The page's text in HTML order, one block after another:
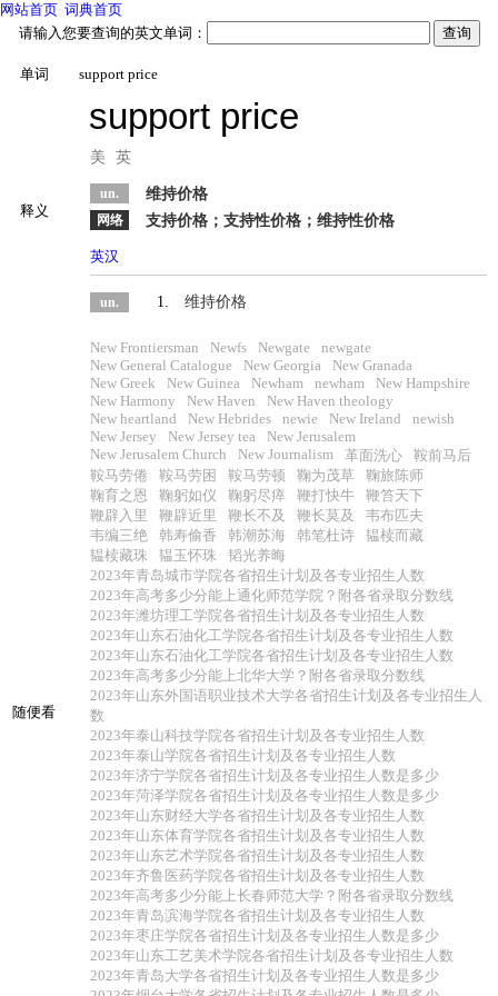
网站首页 词典首页
请输入您要查询的英文单词：
单词 support price
释义
support price
美 英
un. 维持价格
网络 支持价格；支持性价格；维持性价格
英汉
un. 1. 维持价格
随便看
New Frontiersman Newfs Newgate
newgate
New General Catalogue
New Georgia
New Granada
New Greek
New Guinea Newham newham
New Hampshire
New Harmony
New Haven
New Haven theology
New heartland
New Hebrides newie New Ireland
newish
New Jersey
New Jersey tea
New Jerusalem
New Jerusalem Church
New Journalism 革面洗心
鞍前马后
鞍马劳倦
鞍马劳困 鞍马劳顿 鞠为茂草
鞠旅陈师
鞠育之恩
鞠躬如仪 鞠躬尽瘁 鞭打快牛
鞭笞天下
鞭辟入里
鞭辟近里 鞭长不及 鞭长莫及
韦布匹夫
韦编三绝
韩寿偷香 韩潮苏海 韩笔杜诗
韫椟而藏
韫椟藏珠
韫玉怀珠
韬光养晦
2023年青岛城市学院各省招生计划及各专业招生人数
2023年高考多少分能上通化师范学院？附各省录取分数线
2023年潍坊理工学院各省招生计划及各专业招生人数
2023年山东石油化工学院各省招生计划及各专业招生人数
2023年山东石油化工学院各省招生计划及各专业招生人数
2023年高考多少分能上北华大学？附各省录取分数线
2023年山东外国语职业技术大学各省招生计划及各专业招生人
数
2023年泰山科技学院各省招生计划及各专业招生人数
2023年泰山学院各省招生计划及各专业招生人数
2023年济宁学院各省招生计划及各专业招生人数是多少
2023年菏泽学院各省招生计划及各专业招生人数是多少
2023年山东财经大学各省招生计划及各专业招生人数
2023年山东体育学院各省招生计划及各专业招生人数
2023年山东艺术学院各省招生计划及各专业招生人数
2023年齐鲁医药学院各省招生计划及各专业招生人数
2023年高考多少分能上长春师范大学？附各省录取分数线
2023年青岛滨海学院各省招生计划及各专业招生人数
2023年枣庄学院各省招生计划及各专业招生人数是多少
2023年山东工艺美术学院各省招生计划及各专业招生人数
2023年青岛大学各省招生计划及各专业招生人数是多少